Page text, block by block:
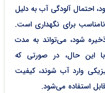
احتمال آلودگی آب به دلیل
برای نگهداری است.
شود، می‌تواند به مدت
این حال، در صورتی که
وارد آب شوند، کیفیت
استفاده می‌شود.